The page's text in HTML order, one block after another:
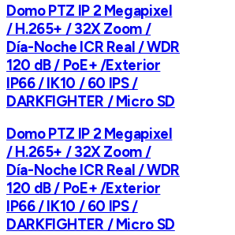
Domo PTZ IP 2 Megapixel
/ H.265+ / 32X Zoom /
Día-Noche ICR Real / WDR
120 dB / PoE+ /Exterior
IP66 / IK10 / 60 IPS /
DARKFIGHTER / Micro SD
Domo PTZ IP 2 Megapixel
/ H.265+ / 32X Zoom /
Día-Noche ICR Real / WDR
120 dB / PoE+ /Exterior
IP66 / IK10 / 60 IPS /
DARKFIGHTER / Micro SD